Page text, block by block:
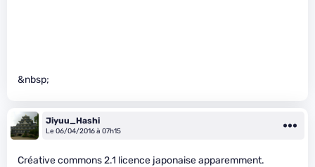
&nbsp;
Jiyuu_Hashi
Le 06/04/2016 à 07h15
Créative commons 2.1 licence japonaise apparemment.